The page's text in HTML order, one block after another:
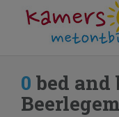
0 bed